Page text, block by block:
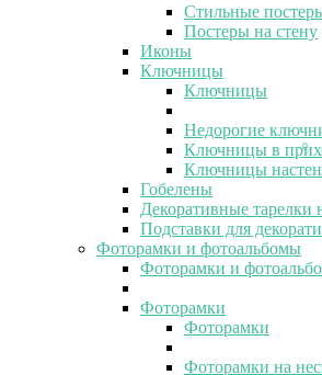
0
Стильные
Постеры на стену
Иконы
Ключницы
Ключницы
Недорогие
Ключницы в
Ключницы
Гобелены
Декоративные тарелки
Подставки для
Фоторамки и фотоальбомы
Фоторамки и
Фоторамки
Фоторамки
Фоторамки на